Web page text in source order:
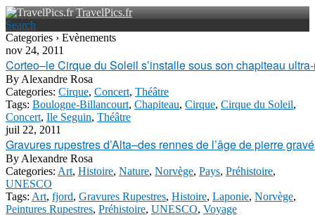
TravelPics.fr
Search
Categories › Evènements
nov 24, 2011
Corteo–le Cirque du Soleil s’installe sous son chapiteau
By Alexandre Rosa
Categories: Cirque, Concert, Théâtre
Tags: Boulogne-Billancourt, Chapiteau, Cirque, Cirque du Soleil,
Concert, Ile Seguin, Théâtre
juil 22, 2011
Gravures rupestres d’Alta–des rennes de l’âge de pierre
By Alexandre Rosa
Categories: Art, Histoire, Nature, Norvège, Pays, Préhistoire,
UNESCO
Tags: Art, fjord, Gravures Rupestres, Histoire, Laponie, Norvège,
Peintures Rupestres, Préhistoire, UNESCO, Voyage